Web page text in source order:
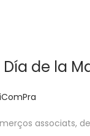
de la
associats,